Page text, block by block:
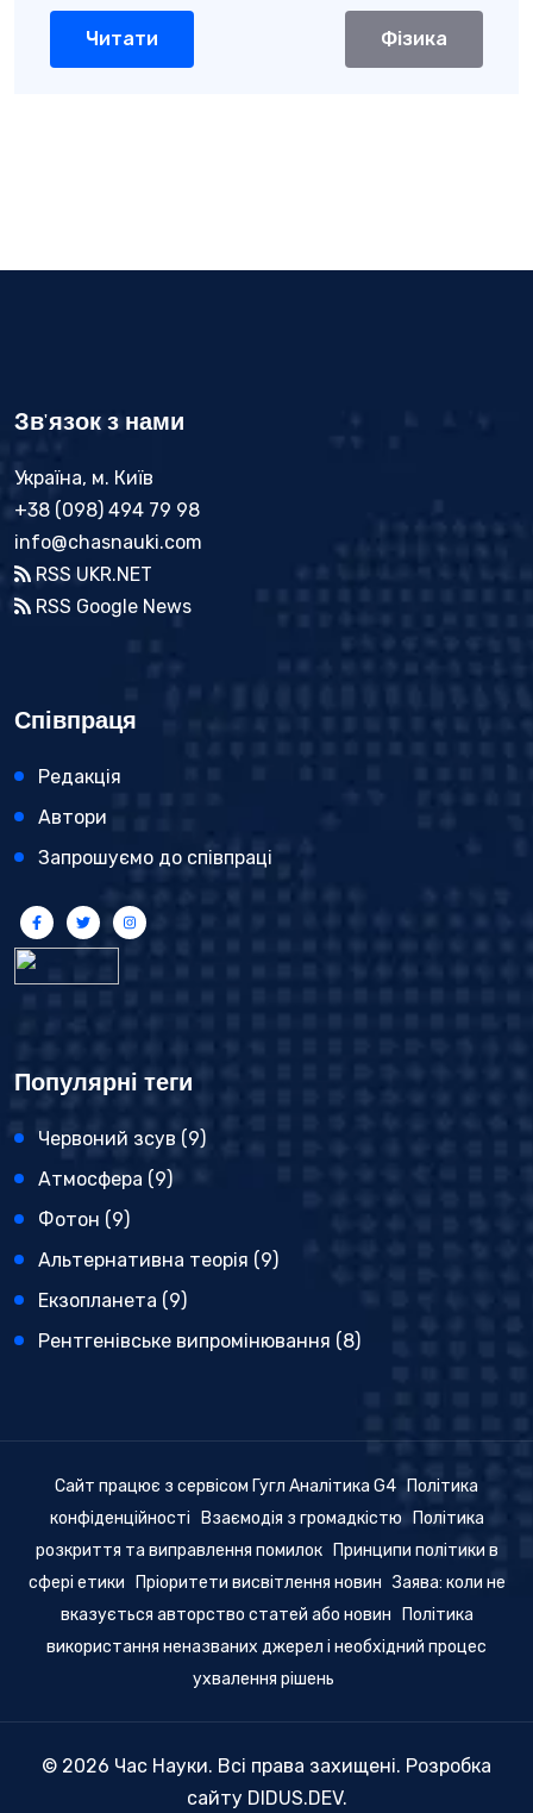
Читати Фізика
Зв'язок з нами
Україна, м. Київ
+38 (098) 494 79 98
info@chasnauki.com
RSS UKR.NET
RSS Google News
Співпраця
Редакція
Автори
Запрошуємо до співпраці
Популярні теги
Червоний зсув (9)
Атмосфера (9)
Фотон (9)
Альтернативна теорія (9)
Екзопланета (9)
Рентгенівське випромінювання (8)
Сайт працює з сервісом Гугл Аналітика G4
Політика
конфіденційності
Взаємодія з громадкістю
Політика
розкриття та виправлення помилок
Принципи політики в
сфері етики
Пріоритети висвітлення новин Заява: коли не
вказується авторство статей або новин
Політика
використання неназваних джерел і необхідний процес
ухвалення рішень
© 2026 Час Науки. Всі права захищені. Розробка
сайту DIDUS.DEV.